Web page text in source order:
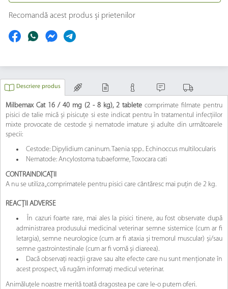
Recomandă acest produs și prietenilor
Descriere produs
Milbemax Cat 16 / 40 mg (2 - 8 kg), 2 tablete comprimate filmate pentru
pisici de talie mică și pisicuțe si este indicat pentru în tratamentul infecțiilor
mixte provocate de cestode și nematode imature și adulte din următoarele
specii:
Cestode: Dipylidium caninum. Taenia spp.. Echinoccus multilocularis
Nematode: Ancylostoma tubaeforme, Toxocara cati
CONTRAINDICAȚII
A nu se utiliza „comprimatele pentru pisici care cântăresc mai puțin de 2 kg.
REACȚII ADVERSE
În cazuri foarte rare, mai ales la pisici tinere, au fost observate după
administrarea produsului medicinal veterinar semne sistemice (cum ar fi
letargia), semne neurologice (cum ar fi ataxia și tremorul muscular) și/sau
semne gastrointestinale (cum ar fi vomă și diareea).
Dacă observați reacții grave sau alte efecte care nu sunt menționate în
acest prospect, vă rugăm informați medicul veterinar.
Animăluțele noastre merită toată dragostea pe care le-o putem oferi.